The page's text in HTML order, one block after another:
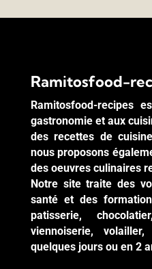
Ramitosfood-
Ramitosfood-recipes
gastronomie et aux
des recettes de
nous proposons
des oeuvres culinaires
Notre site traite des
santé et des
patisserie,
viennoiserie,
quelques jours ou en 2